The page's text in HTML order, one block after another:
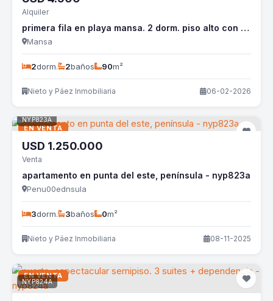
Alquiler
primera fila en playa mansa. 2 dorm. piso alto con toda la vista - nyp819a
Mansa
2dorm. 2baños 90m²
Nieto y Páez Inmobiliaria 06-02-2026
EN VENTA
NYP823A
USD 1.250.000
Venta
apartamento en punta del este, península - nyp823a
Penu00ednsula
3dorm. 3baños 0m²
Nieto y Páez Inmobiliaria 08-11-2025
EN VENTA
NYP824A